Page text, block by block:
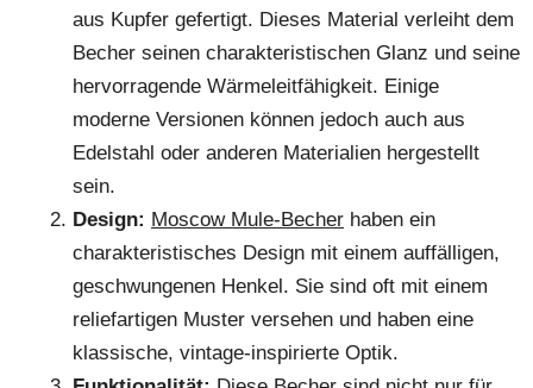
aus Kupfer gefertigt. Dieses Material verleiht dem
Becher seinen charakteristischen Glanz und seine
hervorragende Wärmeleitfähigkeit. Einige
moderne Versionen können jedoch auch aus
Edelstahl oder anderen Materialien hergestellt
sein.
Design: Moscow Mule-Becher haben ein
charakteristisches Design mit einem auffälligen,
geschwungenen Henkel. Sie sind oft mit einem
reliefartigen Muster versehen und haben eine
klassische, vintage-inspirierte Optik.